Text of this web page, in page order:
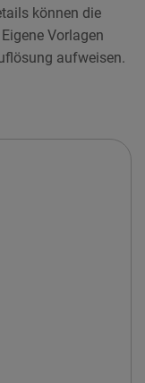
können die
Vorlagen
aufweisen.